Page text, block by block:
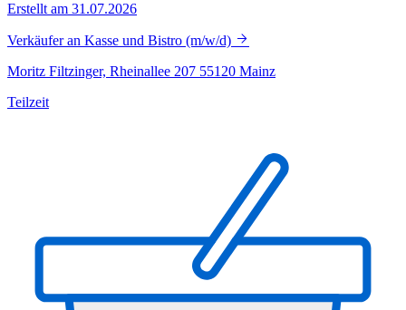
Erstellt am 31.07.2026
Verkäufer an Kasse und Bistro (m/w/d)
Moritz Filtzinger, Rheinallee 207 55120 Mainz
Teilzeit